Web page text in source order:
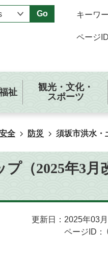
Go キーワ
ページ
祉
観光・文化・
スポーツ
全 防災 須坂市洪水・
（2025年3月
更新日：2025年03
ページID：